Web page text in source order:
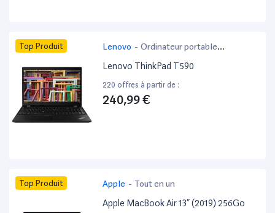
Top Produit Lenovo - Ordinateur portable
bureautique
Lenovo ThinkPad T590
220 offres à partir de :
240,99 €
Top Produit Apple - Tout en un
Apple MacBook Air 13” (2019) 256Go